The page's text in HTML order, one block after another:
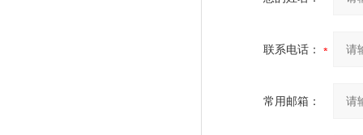
联系电话：
常用邮箱：